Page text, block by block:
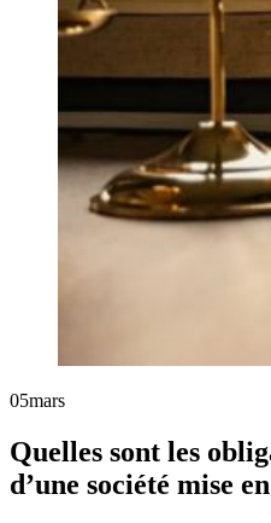
05mars
Quelles sont les
d’une société mise